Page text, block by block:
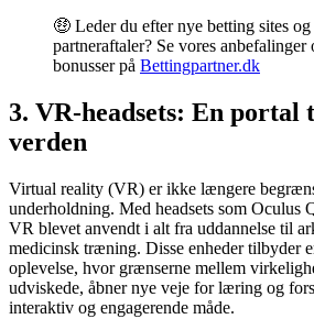
🤑 Leder du efter nye betting sites
partneraftaler? Se vores anbefalinger
bonusser på Bettingpartner.dk
3. VR-headsets: En portal
verden
Virtual reality (VR) er ikke længere
underholdning. Med headsets som Oculus
VR blevet anvendt i alt fra uddannelse til
medicinsk træning. Disse enheder tilbyder
oplevelse, hvor grænserne mellem
udviskede, åbner nye veje for læring og
interaktiv og engagerende måde.